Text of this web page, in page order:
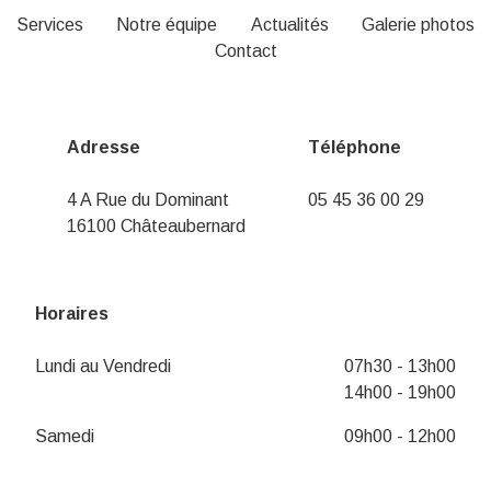
Services Notre équipe Actualités
Galerie photos
Contact
Adresse
4 A Rue du Dominant
16100 Châteaubernard
Téléphone
05 45 36 00 29
Horaires
Lundi au Vendredi
07h30 - 13h00
14h00 - 19h00
Samedi 09h00 - 12h00